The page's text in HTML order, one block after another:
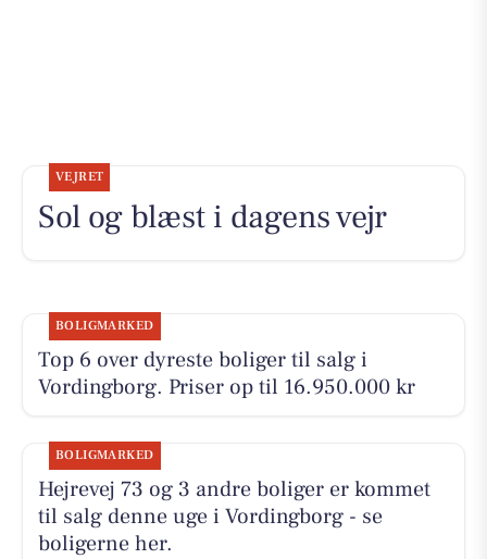
VEJRET
Sol og blæst i dagens vejr
BOLIGMARKED
Top 6 over dyreste boliger til salg i
Vordingborg. Priser op til 16.950.000 kr
BOLIGMARKED
Hejrevej 73 og 3 andre boliger er kommet
til salg denne uge i Vordingborg - se
boligerne her.